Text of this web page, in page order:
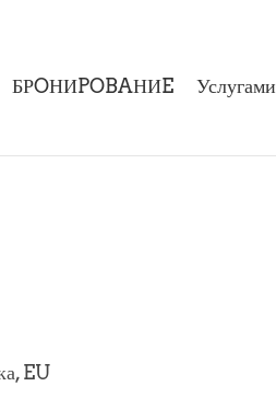
БРOНИPOBAНИE Услугами
EU